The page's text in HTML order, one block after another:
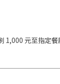
1,000 元至指定